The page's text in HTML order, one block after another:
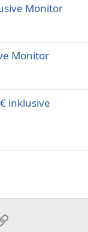
Monitor
Monitor
inklusive
Link